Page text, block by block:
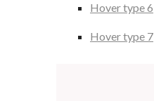
Hover type 6
Hover type 7